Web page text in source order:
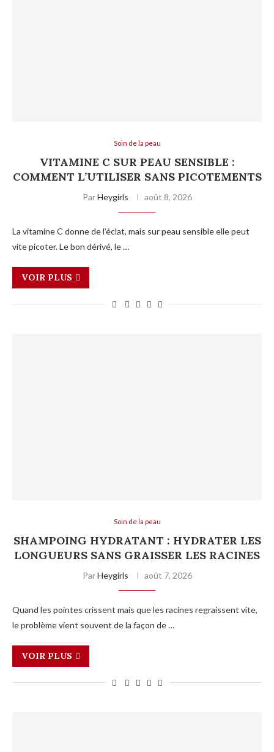
Soin de la peau
VITAMINE C SUR PEAU SENSIBLE :
COMMENT L’UTILISER SANS PICOTEMENTS
ParHeygirls août 8, 2026
La vitamine C donne de l’éclat, mais sur peau sensible elle peut
vite picoter. Le bon dérivé, le …
VOIR PLUS
Soin de la peau
SHAMPOING HYDRATANT : HYDRATER LES
LONGUEURS SANS GRAISSER LES RACINES
ParHeygirls août 7, 2026
Quand les pointes crissent mais que les racines regraissent vite,
le problème vient souvent de la façon de …
VOIR PLUS